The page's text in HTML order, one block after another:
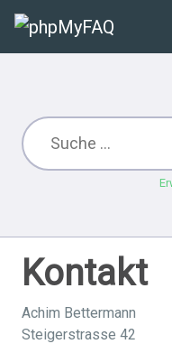
Kontakt
Achim Bettermann
Steigerstrasse 42